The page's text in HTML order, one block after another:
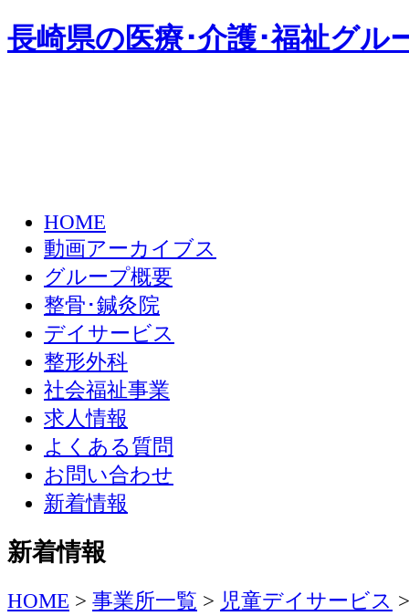
長崎県の医療･介護･福祉グル
HOME
動画アーカイブス
グループ概要
整骨･鍼灸院
デイサービス
整形外科
社会福祉事業
求人情報
よくある質問
お問い合わせ
新着情報
新着情報
HOME > 事業所一覧 > 児童デイサービス